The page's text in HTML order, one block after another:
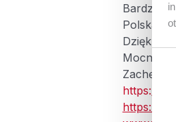
Bardzo
Polska.
Mocno
https://
https://